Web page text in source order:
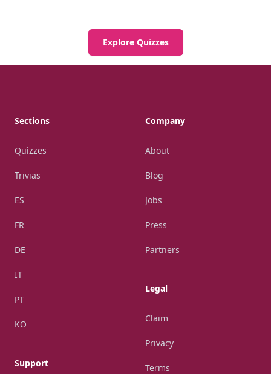
Explore Quizzes
Sections
Quizzes
Trivias
ES
FR
DE
IT
PT
KO
Support
Company
About
Blog
Jobs
Press
Partners
Legal
Claim
Privacy
Terms